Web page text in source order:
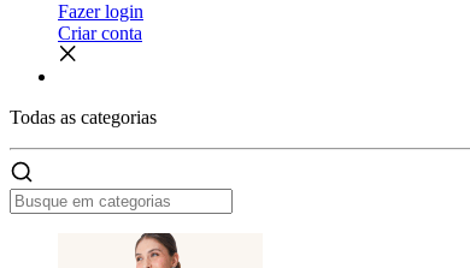
Fazer login
Criar conta
Todas as categorias